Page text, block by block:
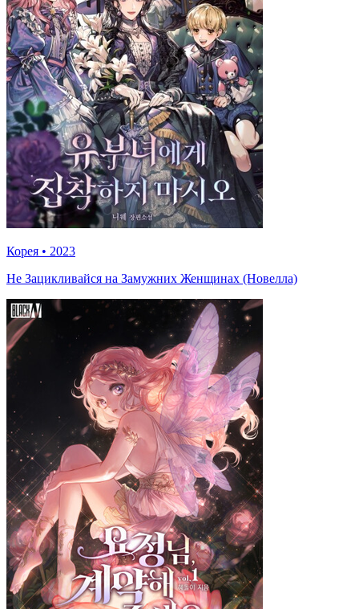
Корея • 2023
Не Зацикливайся на Замужних Женщинах (Новелла)